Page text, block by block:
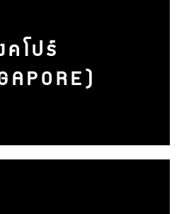
คโปร์